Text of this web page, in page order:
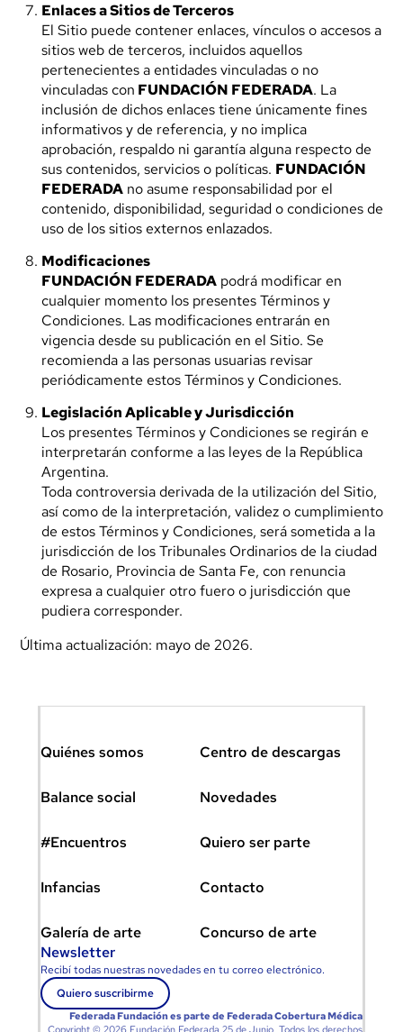
Enlaces a Sitios de Terceros
El Sitio puede contener enlaces, vínculos o accesos a
sitios web de terceros, incluidos aquellos
pertenecientes a entidades vinculadas o no
vinculadas con FUNDACIÓN FEDERADA. La
inclusión de dichos enlaces tiene únicamente fines
informativos y de referencia, y no implica
aprobación, respaldo ni garantía alguna respecto de
sus contenidos, servicios o políticas. FUNDACIÓN
FEDERADAno asume responsabilidad por el
contenido, disponibilidad, seguridad o condiciones de
uso de los sitios externos enlazados.
Modificaciones
FUNDACIÓN FEDERADApodrá modificar en
cualquier momento los presentes Términos y
Condiciones. Las modificaciones entrarán en
vigencia desde su publicación en el Sitio. Se
recomienda a las personas usuarias revisar
periódicamente estos Términos y Condiciones.
Legislación Aplicable y Jurisdicción
Los presentes Términos y Condiciones se regirán e
interpretarán conforme a las leyes de la República
Argentina.
Toda controversia derivada de la utilización del Sitio,
así como de la interpretación, validez o cumplimiento
de estos Términos y Condiciones, será sometida a la
jurisdicción de los Tribunales Ordinarios de la ciudad
de Rosario, Provincia de Santa Fe, con renuncia
expresa a cualquier otro fuero o jurisdicción que
pudiera corresponder.
Última actualización: mayo de 2026.
Quiénes somos
Balance social
#Encuentros
Infancias
Galería de arte
Centro de descargas
Novedades
Quiero ser parte
Contacto
Concurso de arte
Newsletter
Recibí todas nuestras novedades en tu correo electrónico.
Quiero suscribirme
Federada Fundación es parte deFederada Cobertura Médica
Copyright © 2026 Fundación Federada 25 de Junio Todos los derechos